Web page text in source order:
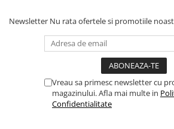
Accesorii UPS-uri
Statii GRAFICE
Statii GRAFICE Refurbished
Imprimante&Consumabile
Newsletter Nu rata ofertele si promotiile
Vreau sa primesc newsletter cu
magazinului. Afla mai multe in
Confidentialitate